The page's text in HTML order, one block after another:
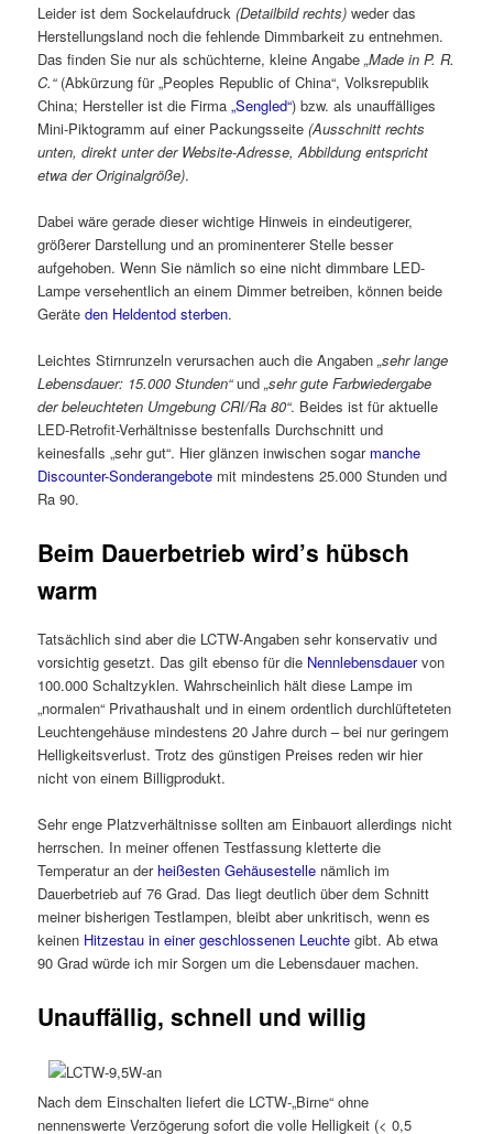
Leider ist dem Sockelaufdruck(Detailbild rechts) weder das
Herstellungsland noch die fehlende Dimmbarkeit zu entnehmen.
Das finden Sie nur als schüchterne, kleine Angabe„Made in P. R.
C.“(Abkürzung für „Peoples Republic of China“, Volksrepublik
China; Hersteller ist die Firma„Sengled“) bzw. als unauffälliges
Mini-Piktogramm auf einer Packungsseite(Ausschnitt rechts
unten, direkt unter der Website-Adresse, Abbildung entspricht
etwa der Originalgröße).
Dabei wäre gerade dieser wichtige Hinweis in eindeutigerer,
größerer Darstellung und an prominenterer Stelle besser
aufgehoben. Wenn Sie nämlich so eine nicht dimmbare LED-
Lampe versehentlich an einem Dimmer betreiben, können beide
Geräteden Heldentod sterben.
Leichtes Stirnrunzeln verursachen auch die Angaben„sehr lange
Lebensdauer: 15.000 Stunden“und„sehr gute Farbwiedergabe
der beleuchteten Umgebung CRI/Ra 80“. Beides ist für aktuelle
LED-Retrofit-Verhältnisse bestenfalls Durchschnitt und
keinesfalls „sehr gut“. Hier glänzen inwischen sogar manche
Discounter-Sonderangebote mit mindestens 25.000 Stunden und
Ra 90.
Beim Dauerbetrieb wird’s hübsch
warm
Tatsächlich sind aber die LCTW-Angaben sehr konservativ und
vorsichtig gesetzt. Das gilt ebenso für die Nennlebensdauervon
100.000 Schaltzyklen. Wahrscheinlich hält diese Lampe im
„normalen“ Privathaushalt und in einem ordentlich durchlüfteteten
Leuchtengehäuse mindestens 20 Jahre durch – bei nur geringem
Helligkeitsverlust. Trotz des günstigen Preises reden wir hier
nicht von einem Billigprodukt.
Sehr enge Platzverhältnisse sollten am Einbauort allerdings nicht
herrschen. In meiner offenen Testfassung kletterte die
Temperatur an der heißesten Gehäusestelle nämlich im
Dauerbetrieb auf 76 Grad. Das liegt deutlich über dem Schnitt
meiner bisherigen Testlampen, bleibt aber unkritisch, wenn es
keinen Hitzestau in einer geschlossenen Leuchte gibt. Ab etwa
90 Grad würde ich mir Sorgen um die Lebensdauer machen.
Unauffällig, schnell und willig
Nach dem Einschalten liefert die LCTW-„Birne“ ohne
nennenswerte Verzögerung sofort die volle Helligkeit (< 0,5